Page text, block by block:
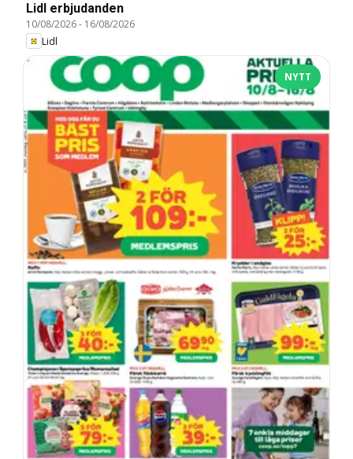
Lidl erbjudanden
10/08/2026- 16/08/2026
Lidl
NYTT